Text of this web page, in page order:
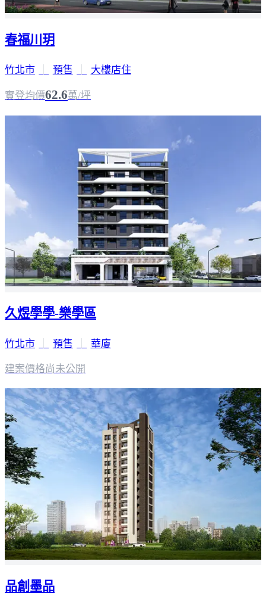
春福川玥
竹北市 預售 大樓店住
實登均價62.6萬/坪
久煜學學-樂學區
竹北市 預售 華廈
建案價格尚未公開
品創墨品